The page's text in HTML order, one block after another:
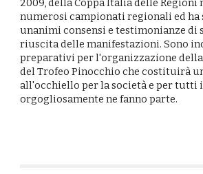
2009, della Coppa Italia delle Regioni
numerosi campionati regionali ed ha
unanimi consensi e testimonianze di
riuscita delle manifestazioni. Sono
preparativi per l'organizzazione
del Trofeo Pinocchio che costituirà
all'occhiello per la società e per tutti
orgogliosamente ne fanno parte.